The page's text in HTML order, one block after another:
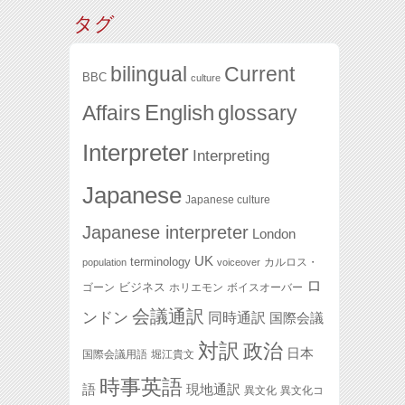
タグ
BBC bilingual culture Current
Affairs English glossary
Interpreter Interpreting
Japanese Japanese culture
Japanese interpreter London
population terminology UK voiceover カルロス・
ゴーン ビジネス ホリエモン ボイスオーバー ロ
ンドン 会議通訳 同時通訳 国際会議
国際会議用語 堀江貴文 対訳 政治 日本
語 時事英語 現地通訳 異文化 異文化コ